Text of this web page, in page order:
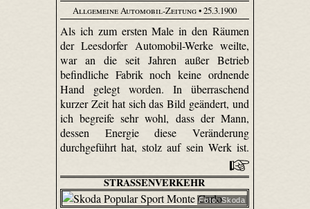
Allgemeine Automobil-Zeitung• 25.3.1900
Als ich zum ersten Male in den Räumen
der Leesdorfer Automobil-Werke weilte,
war an die seit Jahren außer Betrieb
befindliche Fabrik noch keine ordnende
Hand gelegt worden. In überraschend
kurzer Zeit hat sich das Bild geändert, und
ich begreife sehr wohl, dass der Mann,
dessen Energie diese Veränderung
durchgeführt hat, stolz auf sein Werk ist.
STRASSENVERKEHR
Foto: Skoda